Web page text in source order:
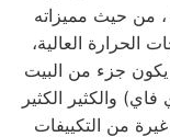
، من حيث مميزاته
الحرارة العالية،
يكون جزء من البيت
والكثير الكثير